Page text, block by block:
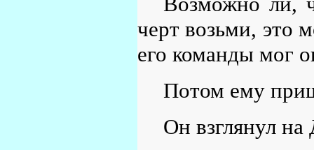
черт возьми, это
его команды мог
Потом ему
Он взглянул на